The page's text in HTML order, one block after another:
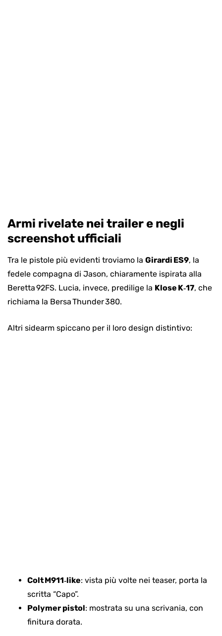
Armi rivelate nei trailer e negli
screenshot ufficiali
Tra le pistole più evidenti troviamo la Girardi ES9, la
fedele compagna di Jason, chiaramente ispirata alla
Beretta 92FS. Lucia, invece, predilige la Klose K‑17, che
richiama la Bersa Thunder 380.
Altri sidearm spiccano per il loro design distintivo:
Colt M911‑like: vista più volte nei teaser, porta la
scritta “Capo”.
Polymer pistol: mostrata su una scrivania, con
finitura dorata.